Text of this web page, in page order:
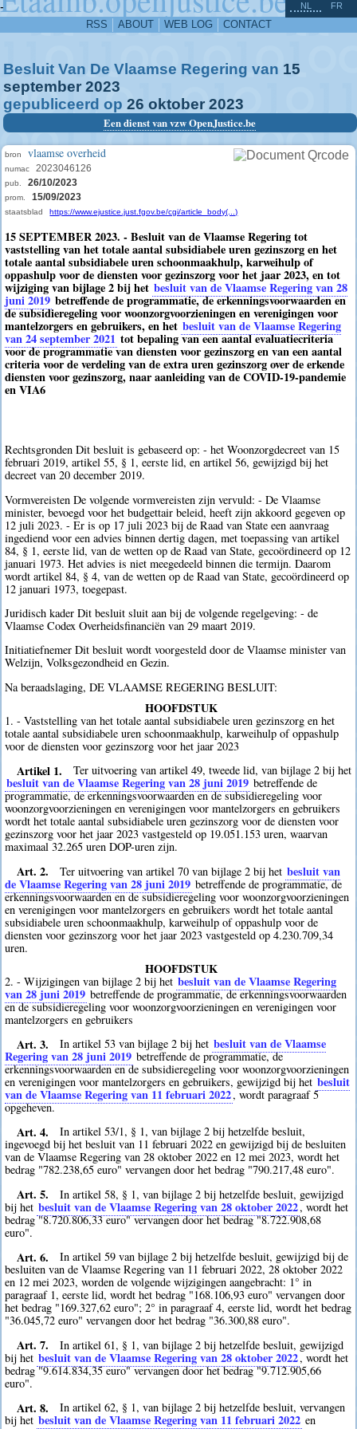
-
RSS ABOUT WEB LOG CONTACT
NL FR
Besluit Van De Vlaamse Regering van 15
september 2023
gepubliceerd op 26 oktober 2023
Een dienst van vzw OpenJustice.be
bron vlaamse overheid
numac 2023046126
pub. 26/10/2023
prom. 15/09/2023
staatsblad https://www.ejustice.just.fgov.be/cgi/article_body(...)
15 SEPTEMBER 2023. - Besluit van de Vlaamse Regering tot
vaststelling van het totale aantal subsidiabele uren gezinszorg en het
totale aantal subsidiabele uren schoonmaakhulp, karweihulp of
oppashulp voor de diensten voor gezinszorg voor het jaar 2023, en tot
wijziging van bijlage 2 bij het besluit van de Vlaamse Regering van 28
juni 2019 betreffende de programmatie, de erkenningsvoorwaarden en
de subsidieregeling voor woonzorgvoorzieningen en verenigingen voor
mantelzorgers en gebruikers, en het besluit van de Vlaamse Regering
van 24 september 2021 tot bepaling van een aantal evaluatiecriteria
voor de programmatie van diensten voor gezinszorg en van een aantal
criteria voor de verdeling van de extra uren gezinszorg over de erkende
diensten voor gezinszorg, naar aanleiding van de COVID-19-pandemie
en VIA6
Rechtsgronden Dit besluit is gebaseerd op: - het Woonzorgdecreet van 15
februari 2019, artikel 55, § 1, eerste lid, en artikel 56, gewijzigd bij het
decreet van 20 december 2019.
Vormvereisten De volgende vormvereisten zijn vervuld: - De Vlaamse
minister, bevoegd voor het budgettair beleid, heeft zijn akkoord gegeven op
12 juli 2023. - Er is op 17 juli 2023 bij de Raad van State een aanvraag
ingediend voor een advies binnen dertig dagen, met toepassing van artikel
84, § 1, eerste lid, van de wetten op de Raad van State, gecoördineerd op 12
januari 1973. Het advies is niet meegedeeld binnen die termijn. Daarom
wordt artikel 84, § 4, van de wetten op de Raad van State, gecoördineerd op
12 januari 1973, toegepast.
Juridisch kader Dit besluit sluit aan bij de volgende regelgeving: - de
Vlaamse Codex Overheidsfinanciën van 29 maart 2019.
Initiatiefnemer Dit besluit wordt voorgesteld door de Vlaamse minister van
Welzijn, Volksgezondheid en Gezin.
Na beraadslaging, DE VLAAMSE REGERING BESLUIT:
HOOFDSTUK
1. - Vaststelling van het totale aantal subsidiabele uren gezinszorg en het
totale aantal subsidiabele uren schoonmaakhulp, karweihulp of oppashulp
voor de diensten voor gezinszorg voor het jaar 2023
Artikel 1. Ter uitvoering van artikel 49, tweede lid, van bijlage 2 bij het
besluit van de Vlaamse Regering van 28 juni 2019 betreffende de
programmatie, de erkenningsvoorwaarden en de subsidieregeling voor
woonzorgvoorzieningen en verenigingen voor mantelzorgers en gebruikers
wordt het totale aantal subsidiabele uren gezinszorg voor de diensten voor
gezinszorg voor het jaar 2023 vastgesteld op 19.051.153 uren, waarvan
maximaal 32.265 uren DOP-uren zijn.
Art. 2. Ter uitvoering van artikel 70 van bijlage 2 bij het besluit van
de Vlaamse Regering van 28 juni 2019 betreffende de programmatie, de
erkenningsvoorwaarden en de subsidieregeling voor woonzorgvoorzieningen
en verenigingen voor mantelzorgers en gebruikers wordt het totale aantal
subsidiabele uren schoonmaakhulp, karweihulp of oppashulp voor de
diensten voor gezinszorg voor het jaar 2023 vastgesteld op 4.230.709,34
uren.
HOOFDSTUK
2. - Wijzigingen van bijlage 2 bij het besluit van de Vlaamse Regering
van 28 juni 2019 betreffende de programmatie, de erkenningsvoorwaarden
en de subsidieregeling voor woonzorgvoorzieningen en verenigingen voor
mantelzorgers en gebruikers
Art. 3. In artikel 53 van bijlage 2 bij het besluit van de Vlaamse
Regering van 28 juni 2019 betreffende de programmatie, de
erkenningsvoorwaarden en de subsidieregeling voor woonzorgvoorzieningen
en verenigingen voor mantelzorgers en gebruikers, gewijzigd bij het besluit
van de Vlaamse Regering van 11 februari 2022, wordt paragraaf 5
opgeheven.
Art. 4.
In artikel 53/1, § 1, van bijlage 2 bij hetzelfde besluit,
ingevoegd bij het besluit van 11 februari 2022 en gewijzigd bij de besluiten
van de Vlaamse Regering van 28 oktober 2022 en 12 mei 2023, wordt het
bedrag "782.238,65 euro" vervangen door het bedrag "790.217,48 euro".
Art. 5.
In artikel 58, § 1, van bijlage 2 bij hetzelfde besluit, gewijzigd
bij het besluit van de Vlaamse Regering van 28 oktober 2022, wordt het
bedrag "8.720.806,33 euro" vervangen door het bedrag "8.722.908,68
euro".
Art. 6.
In artikel 59 van bijlage 2 bij hetzelfde besluit, gewijzigd bij de
besluiten van de Vlaamse Regering van 11 februari 2022, 28 oktober 2022
en 12 mei 2023, worden de volgende wijzigingen aangebracht: 1° in
paragraaf 1, eerste lid, wordt het bedrag "168.106,93 euro" vervangen door
het bedrag "169.327,62 euro"; 2° in paragraaf 4, eerste lid, wordt het bedrag
"36.045,72 euro" vervangen door het bedrag "36.300,88 euro".
Art. 7.
In artikel 61, § 1, van bijlage 2 bij hetzelfde besluit, gewijzigd
bij het besluit van de Vlaamse Regering van 28 oktober 2022, wordt het
bedrag "9.614.834,35 euro" vervangen door het bedrag "9.712.905,66
euro".
Art. 8.
In artikel 62, § 1, van bijlage 2 bij hetzelfde besluit, vervangen
bij het besluit van de Vlaamse Regering van 11 februari 2022 en
^